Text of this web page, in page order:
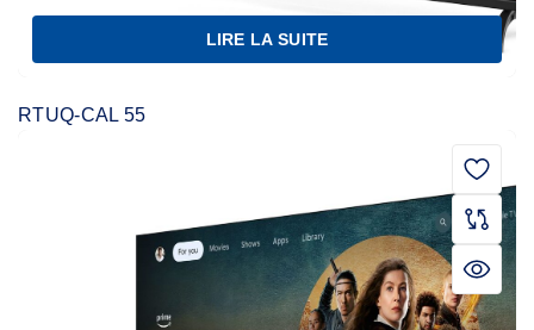
LIRE LA SUITE
RTUQ-CAL 55